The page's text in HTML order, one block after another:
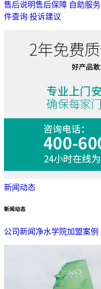
售后说明售后保障 自助服务
件查询 投诉建议
新闻动态
新闻动态
公司新闻 净水学院加盟案例